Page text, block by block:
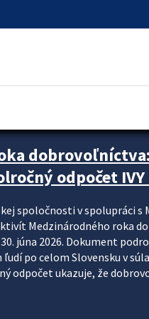
krok
systému DPH a
k tomu, aby sa
je priniesť jednoduchšie,
údajov, znížiť
preto nepredstavuje...